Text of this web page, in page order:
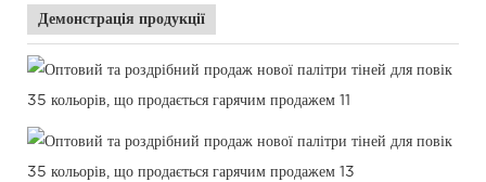
Демонстрація продукції